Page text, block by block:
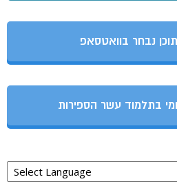
נבחר בוואטסאפ
בתלמוד עשר הספירות